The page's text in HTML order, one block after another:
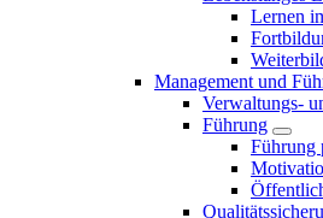
Lernen
Management und
Verwaltungs-
Führung
Führung